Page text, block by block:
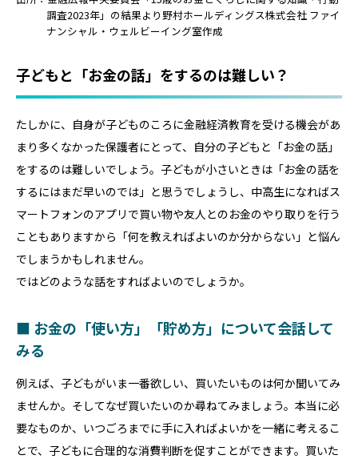
調査2023年」の結果より野村ホールディングス株式会社 ファイ
ナンシャル・ウェルビーイング室作成
子どもと「お金の話」をするのは難しい？
たしかに、自身が子どものころに金融経済教育を受ける機会があ
まり多くなかった保護者にとって、自分の子どもと「お金の話」
をするのは難しいでしょう。子どもが小さいときは「お金の話を
するにはまだ早いのでは」と思うでしょうし、中高生になればス
マートフォンのアプリで買い物や友人とのお金のやり取りを行う
こともありますから「何を教えればよいのか分からない」と悩ん
でしまうかもしれません。
ではどのような話をすればよいのでしょうか。
■ お金の「使い方」「貯め方」について会話して
みる
例えば、子どもがいま一番欲しい、買いたいものは何か聞いてみ
ませんか。そしてなぜ買いたいのか尋ねてみましょう。本当に必
要なものか、いつごろまでに手に入ればよいかを一緒に考えるこ
とで、子どもに合理的な消費判断を促すことができます。買いた